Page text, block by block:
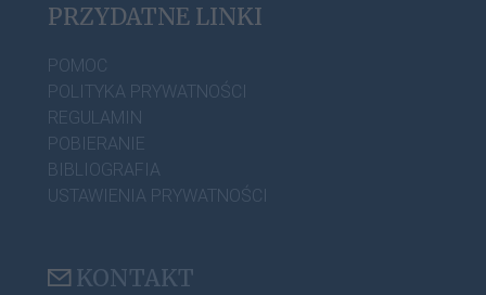
PRZYDATNE LINKI
POMOC
POLITYKA PRYWATNOŚCI
REGULAMIN
POBIERANIE
BIBLIOGRAFIA
USTAWIENIA PRYWATNOŚCI
KONTAKT